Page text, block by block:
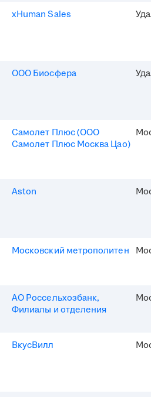
xHuman Sales
ООО Биосфера
Самолет Плюс (ООО
Самолет Плюс Москва Цао)
Aston
Московский метрополитен
АО Россельхозбанк,
Филиалы и отделения
ВкусВилл